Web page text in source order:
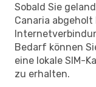
Sobald Sie
Canaria
Bedarf können
eine lokale SIM-
zu erhalten.